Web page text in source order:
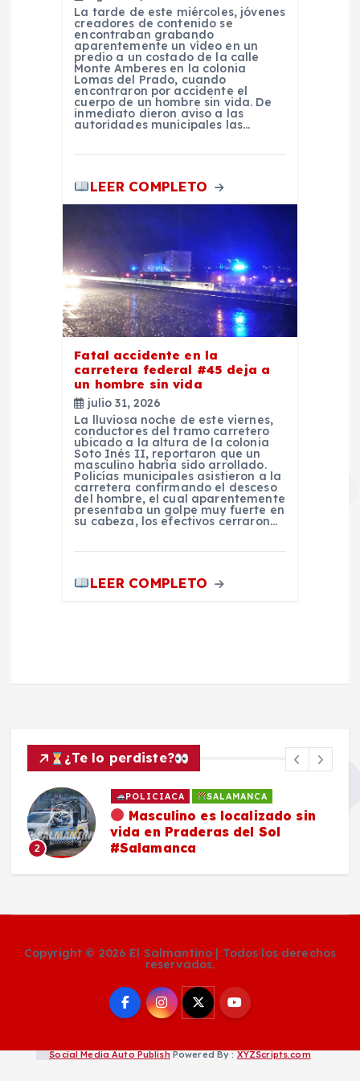
La tarde de este miércoles, jóvenes
creadores de contenido se
encontraban grabando
aparentemente un vídeo en un
predio a un costado de la calle
Monte Amberes en la colonia
Lomas del Prado, cuando
encontraron por accidente el
cuerpo de un hombre sin vida. De
inmediato dieron aviso a las
autoridades municipales las…
LEER COMPLETO
Fatal accidente en la
carretera federal #45 deja a
un hombre sin vida
julio 31, 2026
La lluviosa noche de este viernes,
conductores del tramo carretero
ubicado a la altura de la colonia
Soto Inés II, reportaron que un
masculino habría sido arrollado.
Policías municipales asistieron a la
carretera confirmando el desceso
del hombre, el cual aparentemente
presentaba un golpe muy fuerte en
su cabeza, los efectivos cerraron…
LEER COMPLETO
¿Te lo perdiste?
2
POLICIACA SALAMANCA
Masculino es localizado sin
vida en Praderas del Sol
#Salamanca
Copyright © 2026 El Salmantino | Todos los derechos
reservados.
Social Media Auto Publish Powered By : XYZScripts.com